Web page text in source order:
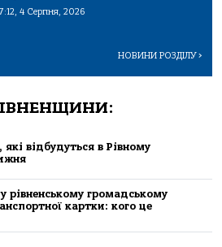
4 Серпня, 2026
НОВИНИ РОЗДІЛУ>
відбудуться в Рівному
рівненському громадському
картки: кого це